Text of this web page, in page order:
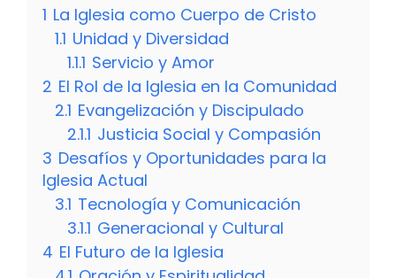
1 La Iglesia como Cuerpo de Cristo
1.1 Unidad y Diversidad
1.1.1 Servicio y Amor
2 El Rol de la Iglesia en la Comunidad
2.1 Evangelización y Discipulado
2.1.1 Justicia Social y Compasión
3 Desafíos y Oportunidades para la
Iglesia Actual
3.1 Tecnología y Comunicación
3.1.1 Generacional y Cultural
4 El Futuro de la Iglesia